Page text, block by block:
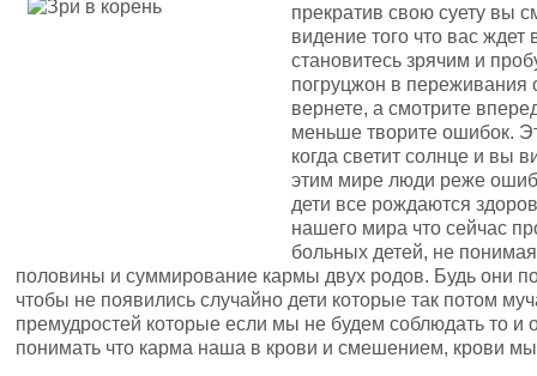
прекратив свою суету вы
видение того что вас
становитесь зрячим и
погруцжон в переживания
вернете, а смотрите
меньше творите ошибок.
когда светит солнце и вы
этим мире люди реже
дети все рождаются
нашего мира что сейчас
больных детей, не
половины и суммирование кармы двух родов. Будь они
чтобы не появились случайно дети которые так потом
премудростей которые если мы не будем соблюдать то
понимать что карма наша в крови и смешением, крови